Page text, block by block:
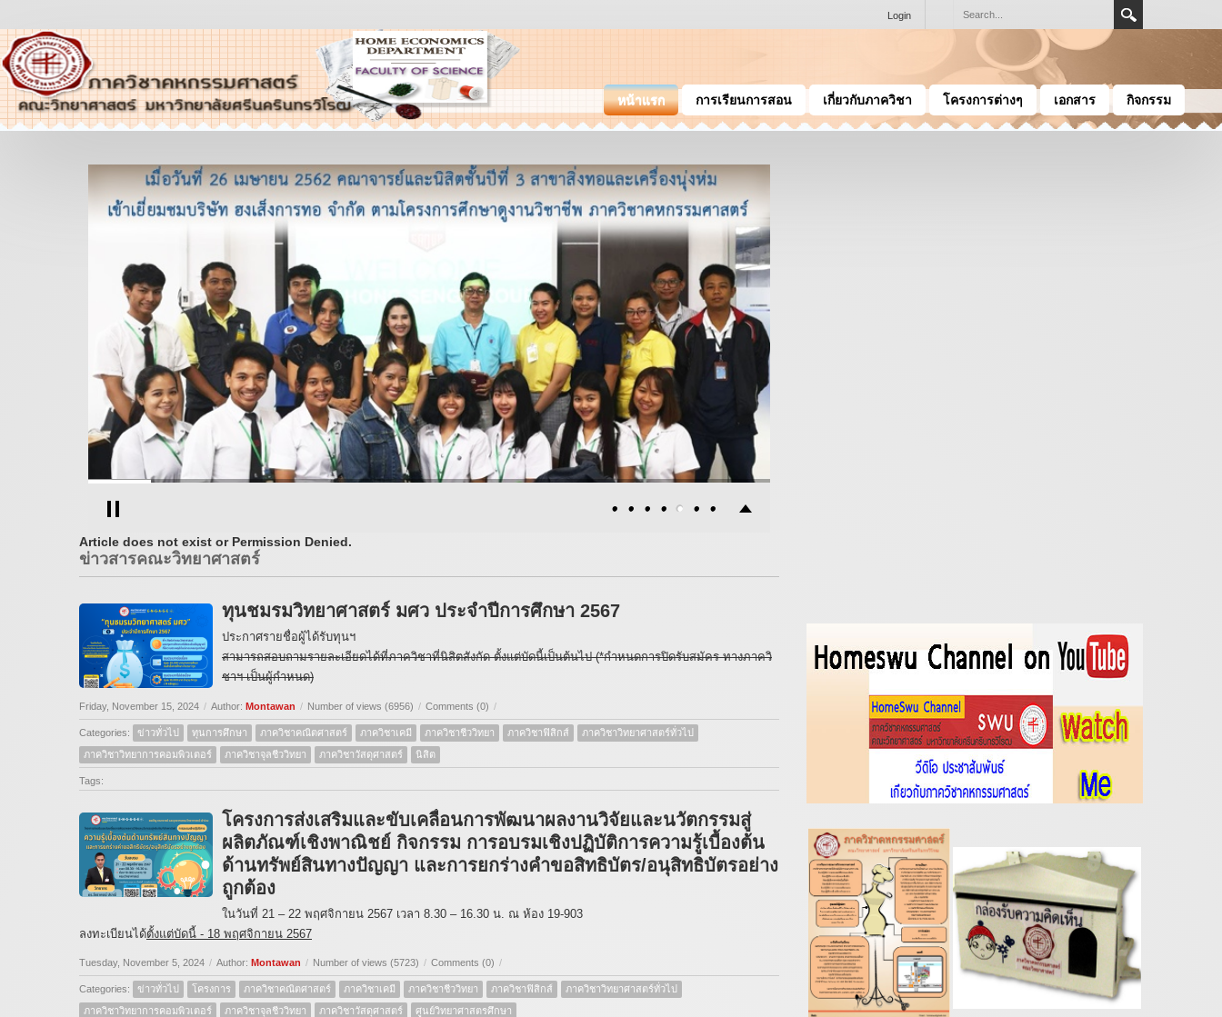
Login
หน้าแรก การเรียนการสอน เกี่ยวกับภาควิชา โครงการต่างๆ เอกสาร กิจกรรม
Article does not exist or Permission Denied.
ข่าวสารคณะวิทยาศาสตร์
ทุนชมรมวิทยาศาสตร์ มศว ประจำปีการศึกษา 2567
ประกาศรายชื่อผู้ได้รับทุนฯ
สามารถสอบถามรายละเอียดได้ที่ภาควิชาที่นิสิตสังกัด ตั้งแต่บัดนี้เป็นต้นไป (*กำหนดการปิดรับสมัคร ทางภาควิ
ชาฯ เป็นผู้กำหนด)
Friday, November 15, 2024 / Author: Montawan / Number of views (6956) / Comments (0) /
Categories: ข่าวทั่วไป ทุนการศึกษา ภาควิชาคณิตศาสตร์ ภาควิชาเคมี ภาควิชาชีววิทยา ภาควิชาฟิสิกส์
ภาควิชาวิทยาศาสตร์ทั่วไป
ภาควิชาวิทยาการคอมพิวเตอร์
ภาควิชาจุลชีววิทยา ภาควิชาวัสดุศาสตร์ นิสิต
Tags:
โครงการส่งเสริมและขับเคลื่อนการพัฒนาผลงานวิจัยและนวัตกรรมสู่
ผลิตภัณฑ์เชิงพาณิชย์ กิจกรรม การอบรมเชิงปฏิบัติการความรู้เบื้องต้น
ด้านทรัพย์สินทางปัญญา และการยกร่างคำขอสิทธิบัตร/อนุสิทธิบัตรอย่าง
ถูกต้อง
ในวันที่ 21 – 22 พฤศจิกายน 2567 เวลา 8.30 – 16.30 น. ณ ห้อง 19-903
ลงทะเบียนได้ตั้งแต่บัดนี้ - 18 พฤศจิกายน 2567
Tuesday, November 5, 2024 / Author: Montawan / Number of views (5723) / Comments (0) /
Categories: ข่าวทั่วไป โครงการ ภาควิชาคณิตศาสตร์ ภาควิชาเคมี ภาควิชาชีววิทยา ภาควิชาฟิสิกส์
ภาควิชาวิทยาศาสตร์ทั่วไป
ภาควิชาวิทยาการคอมพิวเตอร์
ภาควิชาจุลชีววิทยา ภาควิชาวัสดุศาสตร์ ศูนย์วิทยาศาสตรศึกษา